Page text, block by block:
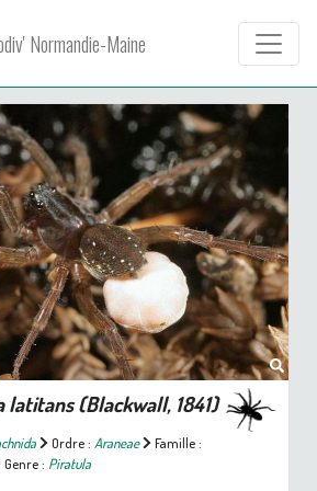
Normandie-Maine
latitans(Blackwall, 1841)
Ordre : Araneae
Famille :
Genre : Piratula